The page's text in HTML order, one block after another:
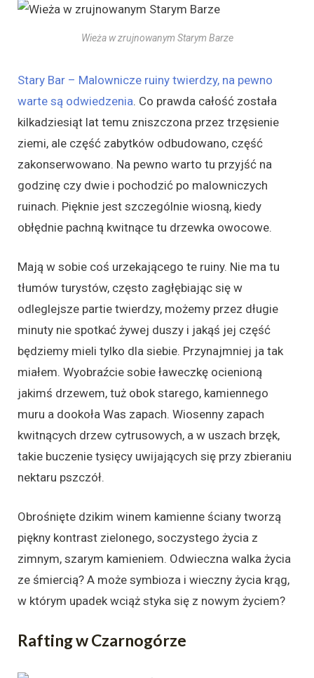
Wieża w zrujnowanym Starym Barze
Stary Bar – Malownicze ruiny twierdzy, na pewno
warte są odwiedzenia. Co prawda całość została
kilkadziesiąt lat temu zniszczona przez trzęsienie
ziemi, ale część zabytków odbudowano, część
zakonserwowano. Na pewno warto tu przyjść na
godzinę czy dwie i pochodzić po malowniczych
ruinach. Pięknie jest szczególnie wiosną, kiedy
obłędnie pachną kwitnące tu drzewka owocowe.
Mają w sobie coś urzekającego te ruiny. Nie ma tu
tłumów turystów, często zagłębiając się w
odleglejsze partie twierdzy, możemy przez długie
minuty nie spotkać żywej duszy i jakąś jej część
będziemy mieli tylko dla siebie. Przynajmniej ja tak
miałem. Wyobraźcie sobie ławeczkę ocienioną
jakimś drzewem, tuż obok starego, kamiennego
muru a dookoła Was zapach. Wiosenny zapach
kwitnących drzew cytrusowych, a w uszach brzęk,
takie buczenie tysięcy uwijających się przy zbieraniu
nektaru pszczół.
Obrośnięte dzikim winem kamienne ściany tworzą
piękny kontrast zielonego, soczystego życia z
zimnym, szarym kamieniem. Odwieczna walka życia
ze śmiercią? A może symbioza i wieczny życia krąg,
w którym upadek wciąż styka się z nowym życiem?
Rafting w Czarnogórze